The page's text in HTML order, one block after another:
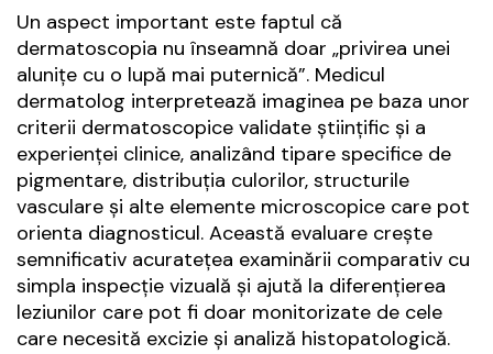
Un aspect important este faptul că
dermatoscopia nu înseamnă doar „privirea unei
alunițe cu o lupă mai puternică”. Medicul
dermatolog interpretează imaginea pe baza unor
criterii dermatoscopice validate științific și a
experienței clinice, analizând tipare specifice de
pigmentare, distribuția culorilor, structurile
vasculare și alte elemente microscopice care pot
orienta diagnosticul. Această evaluare crește
semnificativ acuratețea examinării comparativ cu
simpla inspecție vizuală și ajută la diferențierea
leziunilor care pot fi doar monitorizate de cele
care necesită excizie și analiză histopatologică.